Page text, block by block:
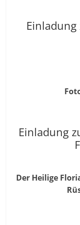
Einladung
Der Heilige